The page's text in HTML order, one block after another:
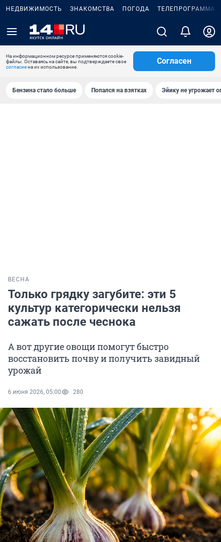
НЕДВИЖИМОСТЬ ЗНАКОМСТВА ПОГОДА ТЕЛЕПРОГРАММА
На информационном ресурсе применяются cookie-
файлы. Оставаясь на сайте, вы подтверждаете свое
согласиена их использование.
Согласен
Бензина стало больше Попался на взятках Эйику не угрожает
ВЕСНА
Только грядку загубите: эти 5
культур категорически нельзя
сажать после чеснока
А вот другие овощи помогут быстро
восстановить почву и получить завидный
урожай
6 июня 2026, 05:00 280